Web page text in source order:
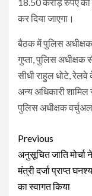
कर दिया जाएगा।
बैठक में पुलिस
गुप्ता, पुलिस अधीक्षक
सीधी राहुल धोटे,
अन्य अधिकारी
पुलिस अधीक्षक
Continue
Reading
Previous
अनुसूचित जाति मोर्चा
मंत्री दर्जा प्राप्त
का स्वागत किया